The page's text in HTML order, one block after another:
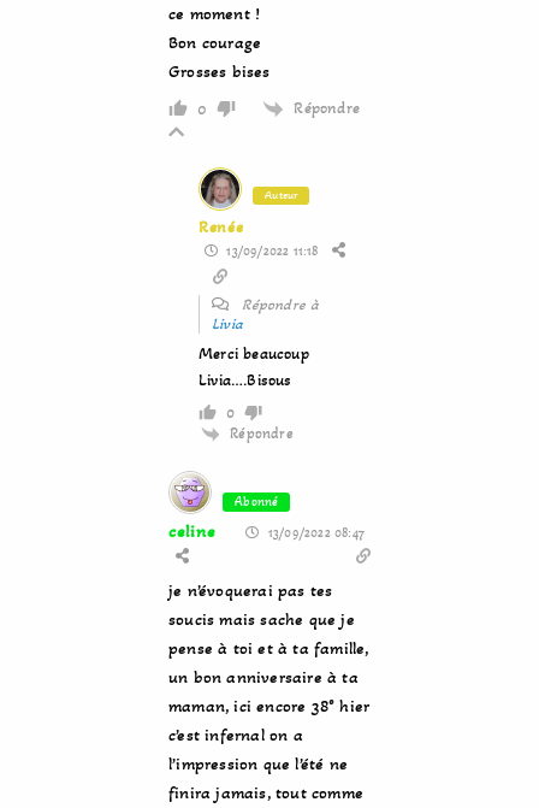
ce moment !
Bon courage
Grosses bises
0 Répondre
Auteur
Renée
13/09/2022 11:18
Répondre à
Livia
Merci beaucoup
Livia….Bisous
0
Répondre
Abonné
celine 13/09/2022 08:47
je n’évoquerai pas tes
soucis mais sache que je
pense à toi et à ta famille,
un bon anniversaire à ta
maman, ici encore 38° hier
c’est infernal on a
l’impression que l’été ne
finira jamais, tout comme